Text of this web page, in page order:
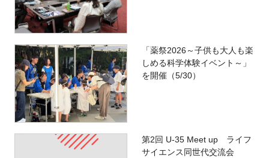
「薬祭2026～子供も大人も楽
しめる科学体験イベント～」
を開催（5/30）
第2回 U-35 Meet up ライフ
サイエンス同世代交流会